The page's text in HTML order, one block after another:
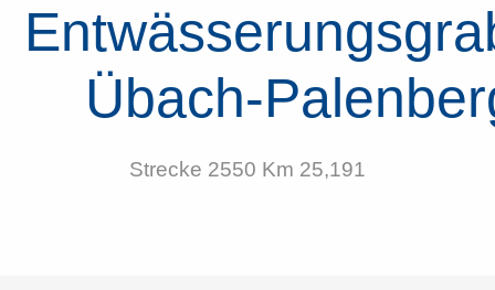
Übach-
Strecke 2550 Km 25,191